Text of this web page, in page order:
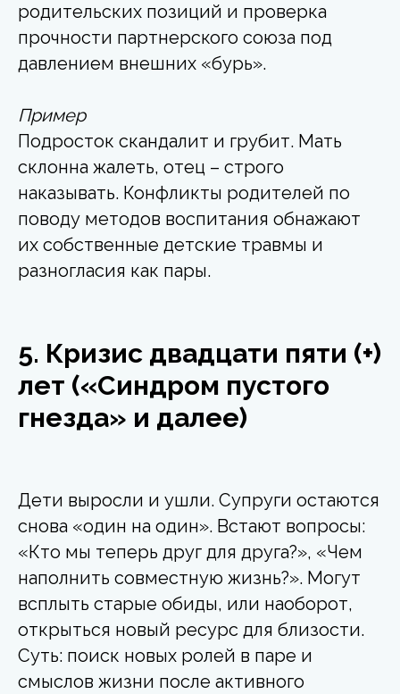
родительских позиций и проверка
прочности партнерского союза под
давлением внешних «бурь».
Пример
Подросток скандалит и грубит. Мать
склонна жалеть, отец – строго
наказывать. Конфликты родителей по
поводу методов воспитания обнажают
их собственные детские травмы и
разногласия как пары.
5. Кризис двадцати пяти (+)
лет («Синдром пустого
гнезда» и далее)
Дети выросли и ушли. Супруги остаются
снова «один на один». Встают вопросы:
«Кто мы теперь друг для друга?», «Чем
наполнить совместную жизнь?». Могут
всплыть старые обиды, или наоборот,
открыться новый ресурс для близости.
Суть: поиск новых ролей в паре и
смыслов жизни после активного